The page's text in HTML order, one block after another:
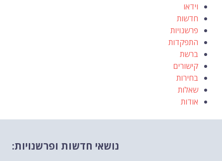
וידאו
חדשות
פרשנויות
התפקדות
ברשת
קישורים
בחירות
שאלות
אודות
נושאי חדשות ופרשנויות: